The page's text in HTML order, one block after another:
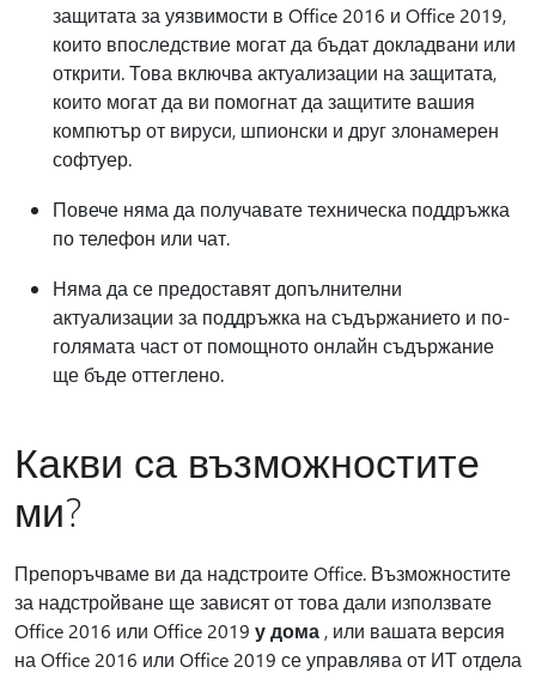
защитата за уязвимости в Office 2016 и Office 2019,
които впоследствие могат да бъдат докладвани или
открити. Това включва актуализации на защитата,
които могат да ви помогнат да защитите вашия
компютър от вируси, шпионски и друг злонамерен
софтуер.
Повече няма да получавате техническа поддръжка
по телефон или чат.
Няма да се предоставят допълнителни
актуализации за поддръжка на съдържанието и по-
голямата част от помощното онлайн съдържание
ще бъде оттеглено.
Какви са възможностите
ми?
Препоръчваме ви да надстроите Office. Възможностите
за надстройване ще зависят от това дали използвате
Office 2016 или Office 2019 у дома , или вашата версия
на Office 2016 или Office 2019 се управлява от ИТ отдела